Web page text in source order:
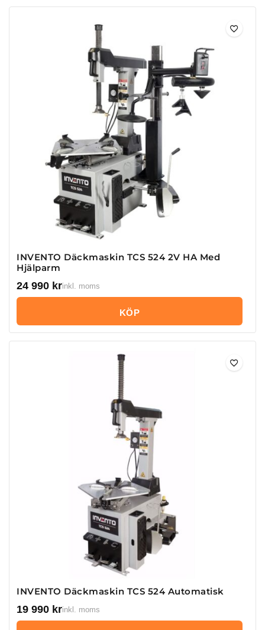
INVENTO Däckmaskin TCS 524 2V HA Med
Hjälparm
24 990 krinkl. moms
KÖP
INVENTO Däckmaskin TCS 524 Automatisk
19 990 krinkl. moms